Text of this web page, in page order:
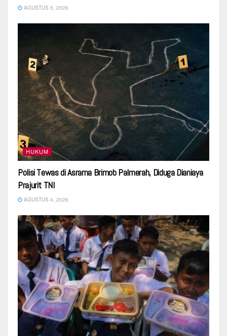
AGUSTUS 5, 2026
HUKUM
Polisi Tewas di Asrama Brimob Palmerah, Diduga Dianiaya
Prajurit TNI
AGUSTUS 4, 2026